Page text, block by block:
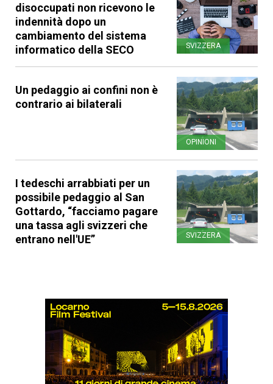
disoccupati non ricevono le
indennità dopo un
cambiamento del sistema
informatico della SECO
SVIZZERA
Un pedaggio ai confini non è
contrario ai bilaterali
OPINIONI
I tedeschi arrabbiati per un
possibile pedaggio al San
Gottardo, “facciamo pagare
una tassa agli svizzeri che
entrano nell'UE”
SVIZZERA